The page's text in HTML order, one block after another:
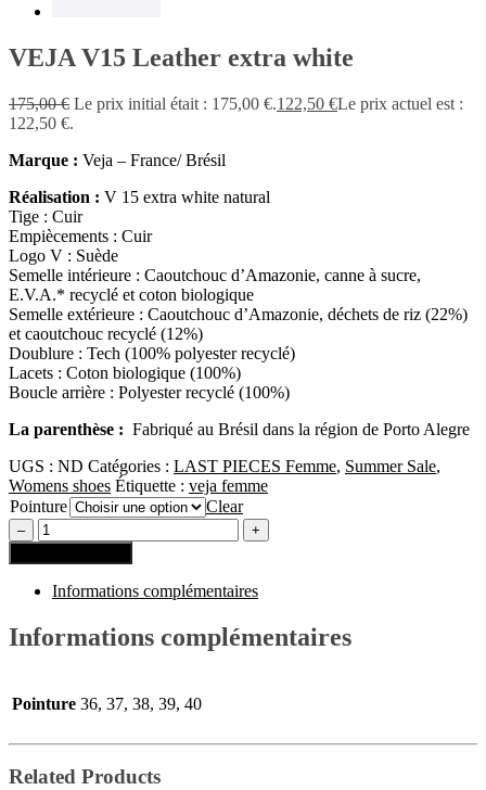
VEJA V15 Leather extra white
175,00€ Le prix initial était : 175,00 €.122,50 €Le prix actuel est :
122,50 €.
Marque : Veja – France/ Brésil
Réalisation : V 15 extra white natural
Tige : Cuir
Empiècements : Cuir
Logo V : Suède
Semelle intérieure : Caoutchouc d’Amazonie, canne à sucre,
E.V.A.* recyclé et coton biologique
Semelle extérieure : Caoutchouc d’Amazonie, déchets de riz (22%)
et caoutchouc recyclé (12%)
Doublure : Tech (100% polyester recyclé)
Lacets : Coton biologique (100%)
Boucle arrière : Polyester recyclé (100%)
La parenthèse : Fabriqué au Brésil dans la région de Porto Alegre
UGS : ND Catégories : LAST PIECES Femme, Summer Sale,
Womens shoes Étiquette : veja femme
Pointure
Clear
Informations complémentaires
Informations complémentaires
Pointure 36, 37, 38, 39, 40
Related Products